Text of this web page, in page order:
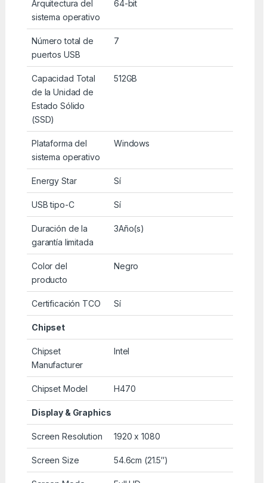
Arquitectura del
sistema operativo
64-bit
Número total de
puertos USB
7
Capacidad Total
de la Unidad de
Estado Sólido
(SSD)
512GB
Plataforma del
sistema operativo
Windows
Energy Star Sí
USB tipo-C Sí
Duración de la
garantía limitada
3Año(s)
Color del
producto
Negro
Certificación TCO Sí
Chipset
Chipset
Manufacturer
Intel
Chipset Model H470
Display & Graphics
Screen Resolution 1920 x 1080
Screen Size 54.6cm (21.5″)